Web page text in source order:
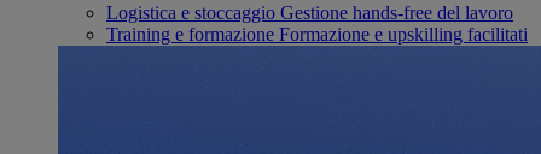
Logistica e stoccaggio Gestione hands-free del lavoro
Training e formazione Formazione e upskilling facilitati